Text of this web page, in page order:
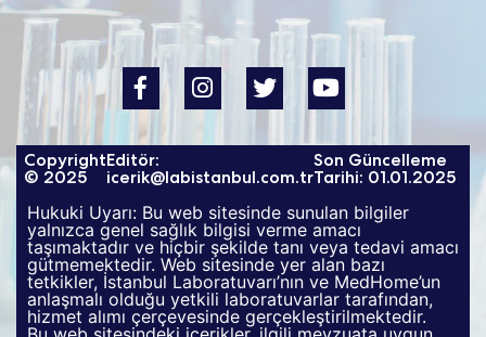
Copyright
© 2025
Editör:
icerik@labistanbul.com.tr
Son Güncelleme
Tarihi: 01.01.2025
Hukuki Uyarı: Bu web sitesinde sunulan bilgiler
yalnızca genel sağlık bilgisi verme amacı
taşımaktadır ve hiçbir şekilde tanı veya tedavi amacı
gütmemektedir. Web sitesinde yer alan bazı
tetkikler, İstanbul Laboratuvarı’nın ve MedHome’un
anlaşmalı olduğu yetkili laboratuvarlar tarafından,
hizmet alımı çerçevesinde gerçekleştirilmektedir.